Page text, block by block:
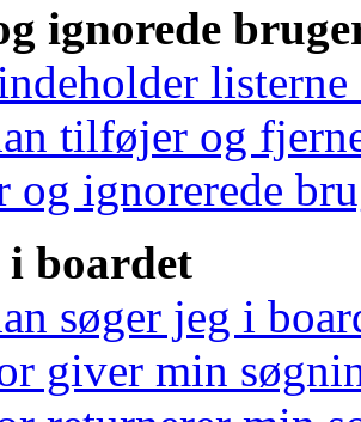
ignorede
tilføjer og
og ignorerede
i boardet
søger jeg i
giver min